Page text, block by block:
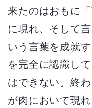
来たのはおもに
に現れ、そして
いう言葉を成就
を完全に認識し
はできない。終
が肉において現